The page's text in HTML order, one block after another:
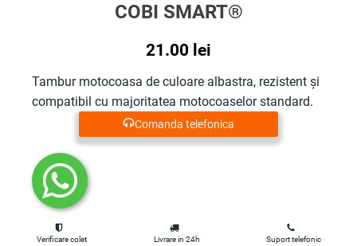
COBI SMART®
21.00 lei
Tambur motocoasa de culoare albastra, rezistent și
compatibil cu majoritatea motocoaselor standard.
Comanda telefonica
Verificare colet Livrare in 24h Suport telefonic